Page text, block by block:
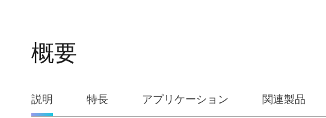
概要
概
説明 特長 アプリケーション 関連製品